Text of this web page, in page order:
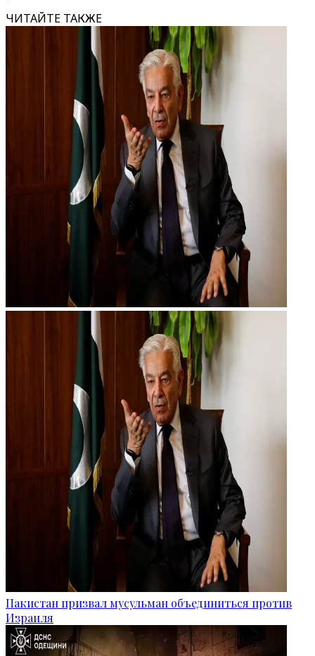
ЧИТАЙТЕ ТАКЖЕ
Пакистан призвал мусульман объединиться против
Израиля